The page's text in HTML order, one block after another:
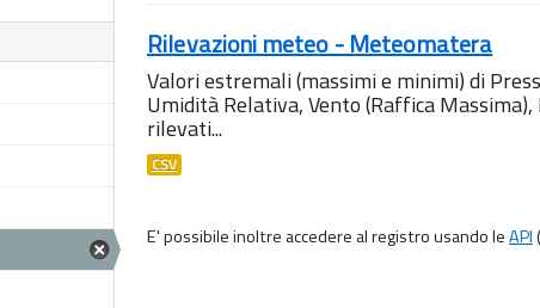
Rilevazioni meteo - Meteomatera
Valori estremali (massimi e minimi) di
Umidità Relativa, Vento (Raffica
rilevati...
CSV
E' possibile inoltre accedere al registro usando leAPI